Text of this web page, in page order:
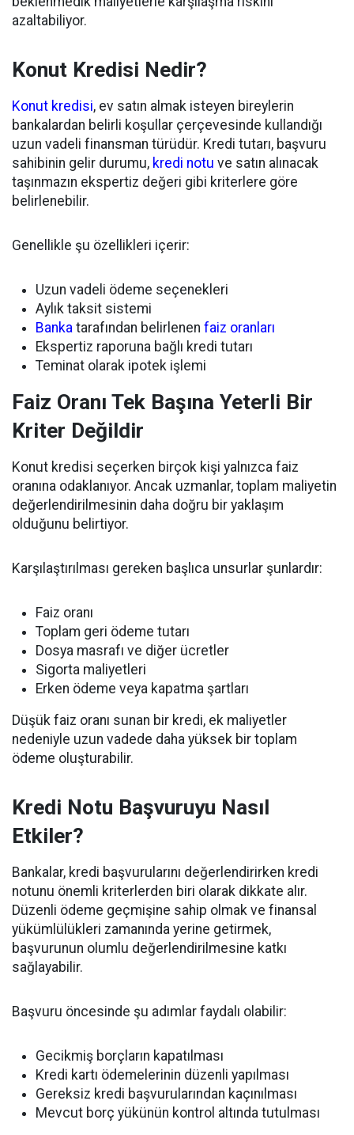
azaltabiliyor.
Konut Kredisi Nedir?
Konut kredisi, ev satın almak isteyen bireylerin
bankalardan belirli koşullar çerçevesinde kullandığı
uzun vadeli finansman türüdür. Kredi tutarı, başvuru
sahibinin gelir durumu, kredi notu ve satın alınacak
taşınmazın ekspertiz değeri gibi kriterlere göre
belirlenebilir.
Genellikle şu özellikleri içerir:
Uzun vadeli ödeme seçenekleri
Aylık taksit sistemi
Banka tarafından belirlenen faiz oranları
Ekspertiz raporuna bağlı kredi tutarı
Teminat olarak ipotek işlemi
Faiz Oranı Tek Başına Yeterli Bir
Kriter Değildir
Konut kredisi seçerken birçok kişi yalnızca faiz
oranına odaklanıyor. Ancak uzmanlar, toplam maliyetin
değerlendirilmesinin daha doğru bir yaklaşım
olduğunu belirtiyor.
Karşılaştırılması gereken başlıca unsurlar şunlardır:
Faiz oranı
Toplam geri ödeme tutarı
Dosya masrafı ve diğer ücretler
Sigorta maliyetleri
Erken ödeme veya kapatma şartları
Düşük faiz oranı sunan bir kredi, ek maliyetler
nedeniyle uzun vadede daha yüksek bir toplam
ödeme oluşturabilir.
Kredi Notu Başvuruyu Nasıl
Etkiler?
Bankalar, kredi başvurularını değerlendirirken kredi
notunu önemli kriterlerden biri olarak dikkate alır.
Düzenli ödeme geçmişine sahip olmak ve finansal
yükümlülükleri zamanında yerine getirmek,
başvurunun olumlu değerlendirilmesine katkı
sağlayabilir.
Başvuru öncesinde şu adımlar faydalı olabilir:
Gecikmiş borçların kapatılması
Kredi kartı ödemelerinin düzenli yapılması
Gereksiz kredi başvurularından kaçınılması
Mevcut borç yükünün kontrol altında tutulması